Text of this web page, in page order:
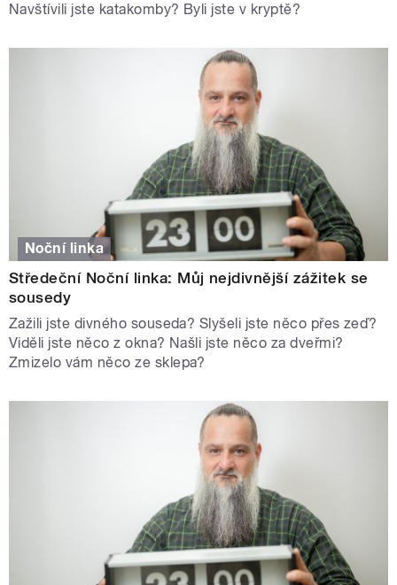
Navštívili jste katakomby? Byli jste v kryptě?
Noční linka
Středeční Noční linka: Můj nejdivnější zážitek se
sousedy
Zažili jste divného souseda? Slyšeli jste něco přes zeď?
Viděli jste něco z okna? Našli jste něco za dveřmi?
Zmizelo vám něco ze sklepa?